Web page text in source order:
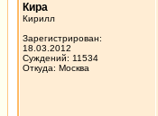
Кира
Кирилл
Зарегистрирован:
18.03.2012
Суждений: 11534
Откуда: Москва